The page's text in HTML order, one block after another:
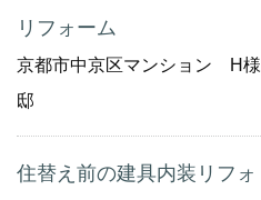
リフォーム
京都市中京区マンション H様
邸
住替え前の建具内装リフォ